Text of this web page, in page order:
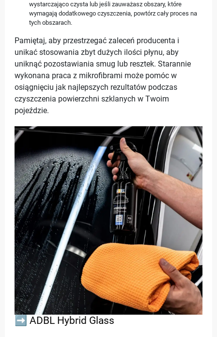
wystarczająco czysta lub jeśli zauważasz obszary, które
wymagają dodatkowego czyszczenia, powtórz cały proces na
tych obszarach.
Pamiętaj, aby przestrzegać zaleceń producenta i
unikać stosowania zbyt dużych ilości płynu, aby
uniknąć pozostawiania smug lub resztek. Starannie
wykonana praca z mikrofibrami może pomóc w
osiągnięciu jak najlepszych rezultatów podczas
czyszczenia powierzchni szklanych w Twoim
pojeździe.
➡️ ADBL Hybrid Glass